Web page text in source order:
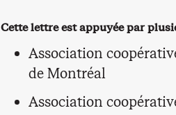
Cette lettre est appuyée par
Association
de Montréal
Association